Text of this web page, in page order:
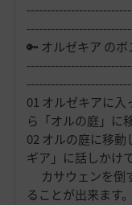
🔑 オルゼキア の
01 オルゼキアに
ら「オルの庭」に
02 オルの庭に移
ギア」に話しかけ
カサウェンを倒
ることが出来ます。